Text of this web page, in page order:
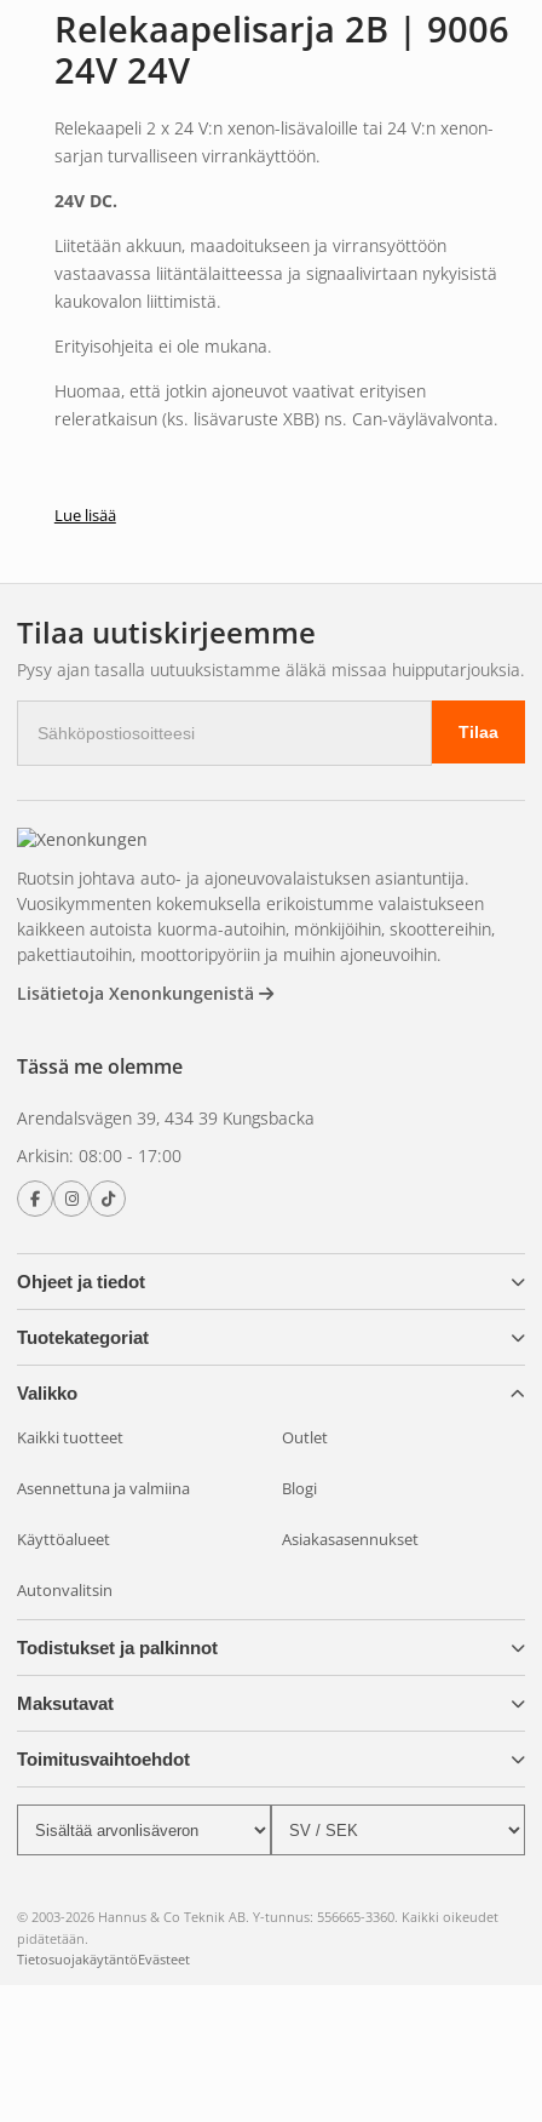
Relekaapelisarja 2B | 9006
24V 24V
Relekaapeli 2 x 24 V:n xenon-lisävaloille tai 24 V:n xenon-
sarjan turvalliseen virrankäyttöön.
24V DC.
Liitetään akkuun, maadoitukseen ja virransyöttöön
vastaavassa liitäntälaitteessa ja signaalivirtaan nykyisistä
kaukovalon liittimistä.
Erityisohjeita ei ole mukana.
Huomaa, että jotkin ajoneuvot vaativat erityisen
releratkaisun (ks. lisävaruste XBB) ns. Can-väylävalvonta.
Lue lisää
Tilaa uutiskirjeemme
Pysy ajan tasalla uutuuksistamme äläkä missaa huipputarjouksia.
Tilaa
Ohjeet ja tiedot
Tuotekategoriat
Valikko
Kaikki tuotteet Outlet
Asennettuna ja valmiina Blogi
Käyttöalueet Asiakasasennukset
Autonvalitsin
Ruotsin johtava auto- ja ajoneuvovalaistuksen asiantuntija.
Vuosikymmenten kokemuksella erikoistumme valaistukseen
kaikkeen autoista kuorma-autoihin, mönkijöihin, skoottereihin,
pakettiautoihin, moottoripyöriin ja muihin ajoneuvoihin.
Lisätietoja Xenonkungenistä
Tässä me olemme
Arendalsvägen 39, 434 39 Kungsbacka
Arkisin: 08:00 - 17:00
Todistukset ja palkinnot
Maksutavat
Toimitusvaihtoehdot
© 2003-2026 Hannus & Co Teknik AB. Y-tunnus: 556665-3360. Kaikki oikeudet
pidätetään.
TietosuojakäytäntöEvästeet